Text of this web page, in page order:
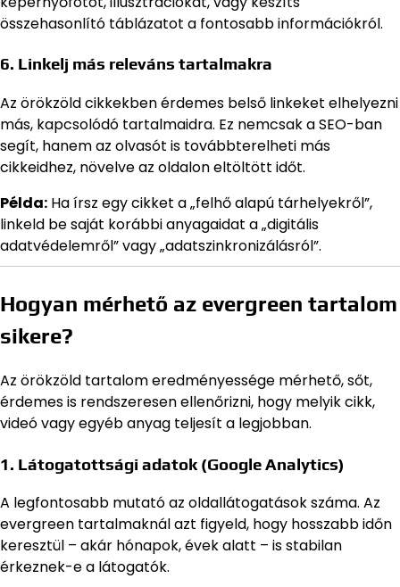
összehasonlító táblázatot a fontosabb információkról.
6. Linkelj más releváns tartalmakra
Az örökzöld cikkekben érdemes belső linkeket elhelyezni
más, kapcsolódó tartalmaidra. Ez nemcsak a SEO-ban
segít, hanem az olvasót is továbbterelheti más
cikkeidhez, növelve az oldalon eltöltött időt.
Példa: Ha írsz egy cikket a „felhő alapú tárhelyekről”,
linkeld be saját korábbi anyagaidat a „digitális
adatvédelemről” vagy „adatszinkronizálásról”.
Hogyan mérhető az evergreen tartalom
sikere?
Az örökzöld tartalom eredményessége mérhető, sőt,
érdemes is rendszeresen ellenőrizni, hogy melyik cikk,
videó vagy egyéb anyag teljesít a legjobban.
1. Látogatottsági adatok (Google Analytics)
A legfontosabb mutató az oldallátogatások száma. Az
evergreen tartalmaknál azt figyeld, hogy hosszabb időn
keresztül – akár hónapok, évek alatt – is stabilan
érkeznek-e a látogatók.